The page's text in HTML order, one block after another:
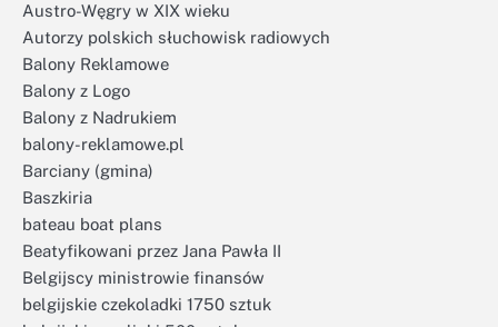
Austro-Węgry w XIX wieku
Autorzy polskich słuchowisk radiowych
Balony Reklamowe
Balony z Logo
Balony z Nadrukiem
balony-reklamowe.pl
Barciany (gmina)
Baszkiria
bateau boat plans
Beatyfikowani przez Jana Pawła II
Belgijscy ministrowie finansów
belgijskie czekoladki 1750 sztuk